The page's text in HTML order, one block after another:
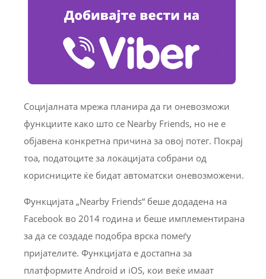
Социјалната мрежа планира да ги оневозможи
функциите како што се Nearby Friends, но не е
објавена конкретна причина за овој потег. Покрај
тоа, податоците за локацијата собрани од
корисниците ќе бидат автоматски оневозможени.
Функцијата „Nearby Friends“ беше додадена на
Facebook во 2014 година и беше имплементирана
за да се создаде подобра врска помеѓу
пријателите. Функцијата е достапна за
платформите Android и iOS, кои веќе имаат